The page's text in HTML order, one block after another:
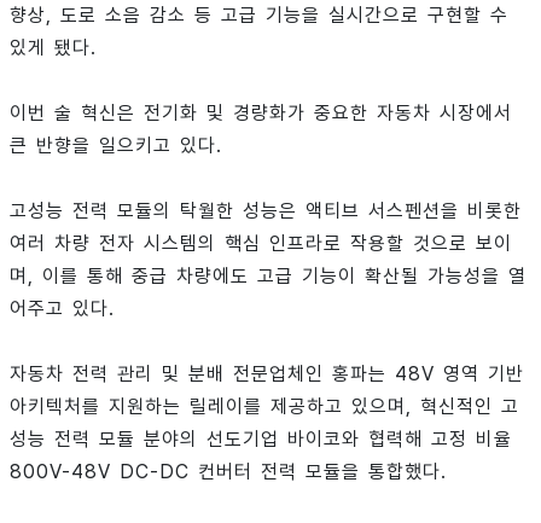
향상, 도로 소음 감소 등 고급 기능을 실시간으로 구현할 수
있게 됐다.
이번 술 혁신은 전기화 및 경량화가 중요한 자동차 시장에서
큰 반향을 일으키고 있다.
고성능 전력 모듈의 탁월한 성능은 액티브 서스펜션을 비롯한
여러 차량 전자 시스템의 핵심 인프라로 작용할 것으로 보이
며, 이를 통해 중급 차량에도 고급 기능이 확산될 가능성을 열
어주고 있다.
자동차 전력 관리 및 분배 전문업체인 홍파는 48V 영역 기반
아키텍처를 지원하는 릴레이를 제공하고 있으며, 혁신적인 고
성능 전력 모듈 분야의 선도기업 바이코와 협력해 고정 비율
800V-48V DC-DC 컨버터 전력 모듈을 통합했다.